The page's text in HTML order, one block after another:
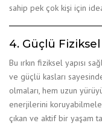
sahip pek çok kişi için
4. Güçlü Fiziksel
Bu ırkın fiziksel yapısı
ve güçlü kasları
olmaları, hem uzun
enerjilerini
çıkan ve aktif bir yaşam